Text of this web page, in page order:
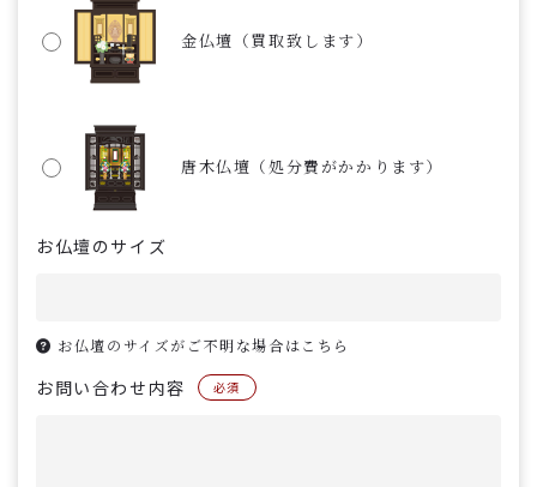
金仏壇（買取致します）
唐木仏壇（処分費がかかります）
お仏壇のサイズ
お仏壇のサイズがご不明な場合はこちら
お問い合わせ内容 必須